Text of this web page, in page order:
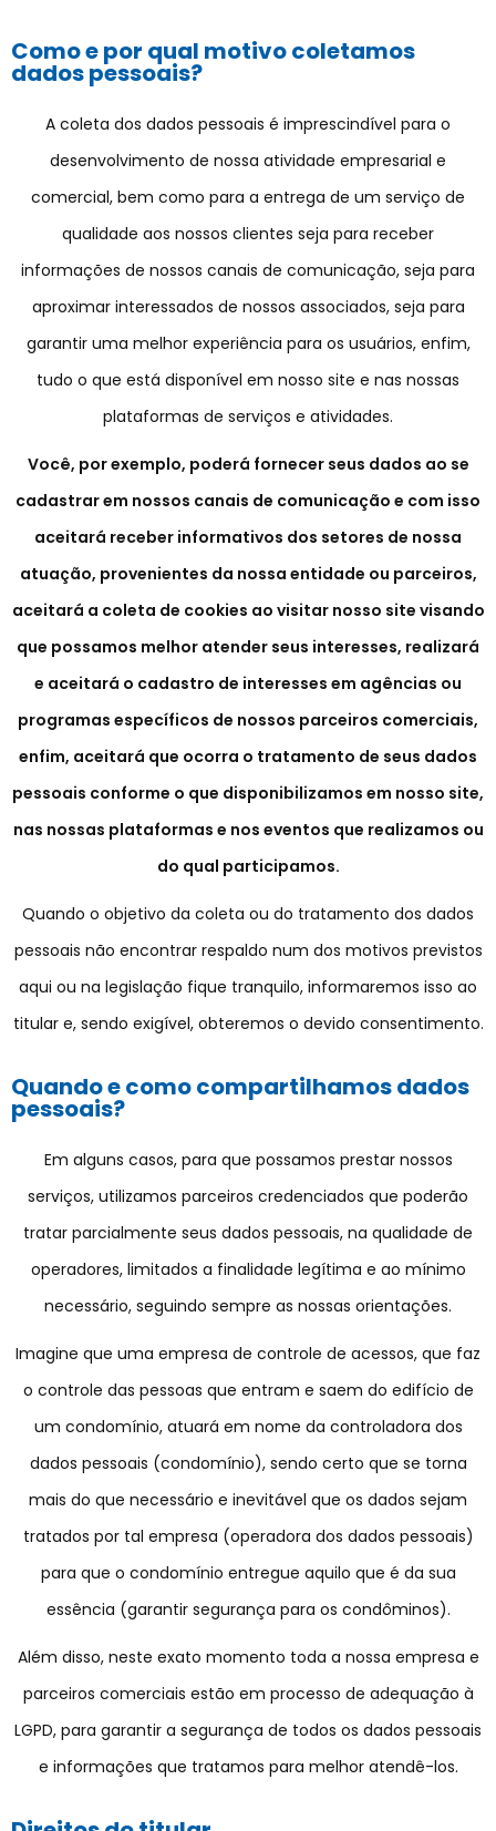
Como e por qual motivo coletamos
dados pessoais?
A coleta dos dados pessoais é imprescindível para o
desenvolvimento de nossa atividade empresarial e
comercial, bem como para a entrega de um serviço de
qualidade aos nossos clientes seja para receber
informações de nossos canais de comunicação, seja para
aproximar interessados de nossos associados, seja para
garantir uma melhor experiência para os usuários, enfim,
tudo o que está disponível em nosso site e nas nossas
plataformas de serviços e atividades.
Você, por exemplo, poderá fornecer seus dados ao se
cadastrar em nossos canais de comunicação e com isso
aceitará receber informativos dos setores de nossa
atuação, provenientes da nossa entidade ou parceiros,
aceitará a coleta de cookies ao visitar nosso site visando
que possamos melhor atender seus interesses, realizará
e aceitará o cadastro de interesses em agências ou
programas específicos de nossos parceiros comerciais,
enfim, aceitará que ocorra o tratamento de seus dados
pessoais conforme o que disponibilizamos em nosso site,
nas nossas plataformas e nos eventos que realizamos ou
do qual participamos.
Quando o objetivo da coleta ou do tratamento dos dados
pessoais não encontrar respaldo num dos motivos previstos
aqui ou na legislação fique tranquilo, informaremos isso ao
titular e, sendo exigível, obteremos o devido consentimento.
Quando e como compartilhamos dados
pessoais?
Em alguns casos, para que possamos prestar nossos
serviços, utilizamos parceiros credenciados que poderão
tratar parcialmente seus dados pessoais, na qualidade de
operadores, limitados a finalidade legítima e ao mínimo
necessário, seguindo sempre as nossas orientações.
Imagine que uma empresa de controle de acessos, que faz
o controle das pessoas que entram e saem do edifício de
um condomínio, atuará em nome da controladora dos
dados pessoais (condomínio), sendo certo que se torna
mais do que necessário e inevitável que os dados sejam
tratados por tal empresa (operadora dos dados pessoais)
para que o condomínio entregue aquilo que é da sua
essência (garantir segurança para os condôminos).
Além disso, neste exato momento toda a nossa empresa e
parceiros comerciais estão em processo de adequação à
LGPD, para garantir a segurança de todos os dados pessoais
e informações que tratamos para melhor atendê-los.